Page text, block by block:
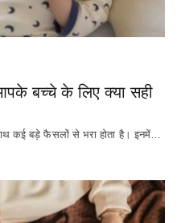
बच्चे के लिए क्या सही
कई बड़े फैसलों से भरा होता है। इनमें…